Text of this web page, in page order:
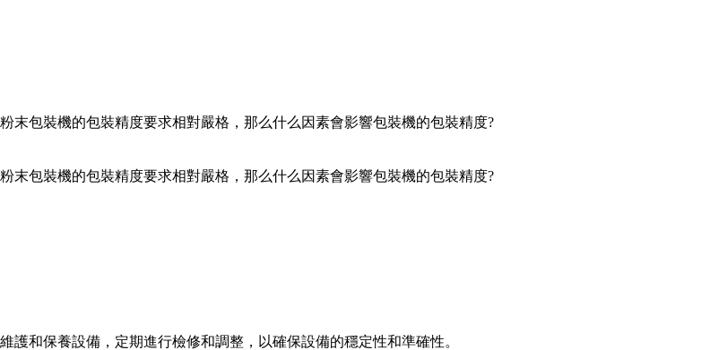
包裝機的包裝精度要求相對嚴格，那么什么因素會影響包裝機的包裝精度?
包裝機的包裝精度要求相對嚴格，那么什么因素會影響包裝機的包裝精度?
和保養設備，定期進行檢修和調整，以確保設備的穩定性和準確性。